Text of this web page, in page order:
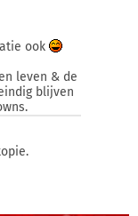
ook
leven & de
blijven